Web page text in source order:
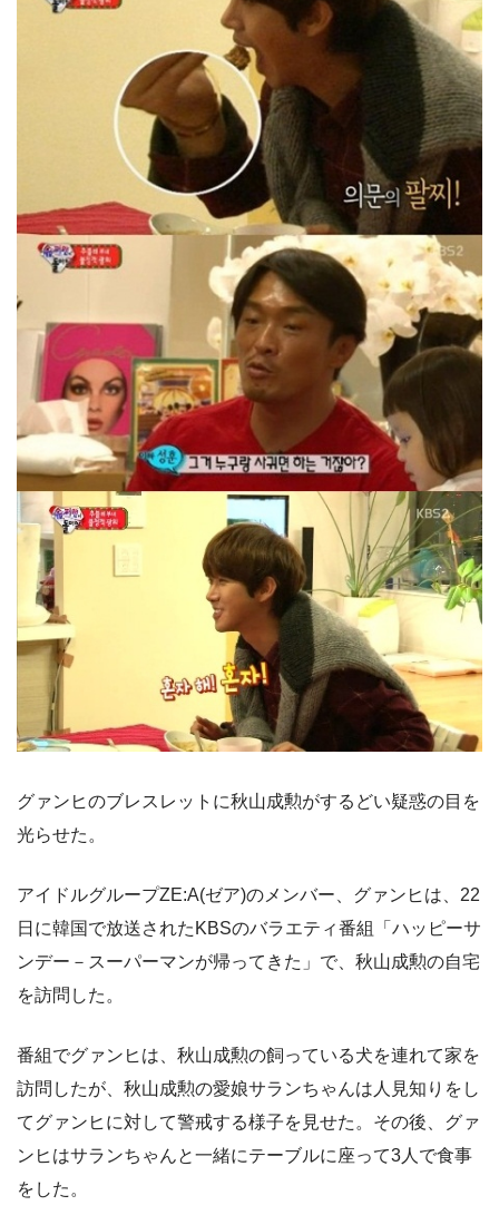
グァンヒのブレスレットに秋山成勲がするどい疑惑の目を
光らせた。
アイドルグループZE:A(ゼア)のメンバー、グァンヒは、22
日に韓国で放送されたKBSのバラエティ番組「ハッピーサ
ンデー－スーパーマンが帰ってきた」で、秋山成勲の自宅
を訪問した。
番組でグァンヒは、秋山成勲の飼っている犬を連れて家を
訪問したが、秋山成勲の愛娘サランちゃんは人見知りをし
てグァンヒに対して警戒する様子を見せた。その後、グァ
ンヒはサランちゃんと一緒にテーブルに座って3人で食事
をした。